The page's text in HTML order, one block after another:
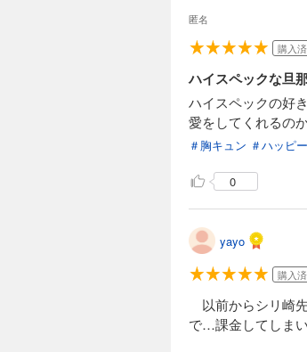
匿名
購入
ハイスペックな旦
ハイスペックの好
愛をしてくれるの
＃胸キュン ＃ハッピー
0
yayo
購入
以前からシリ崎
で…課金してしま